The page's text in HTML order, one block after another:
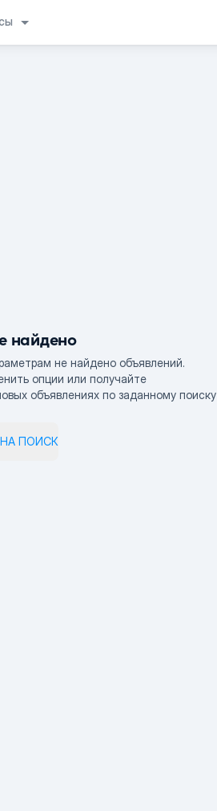
найдено
не найдено объявлений.
опции или получайте
объявлениях по заданному поиску
ПОИСК